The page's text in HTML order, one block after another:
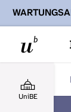
Ihnen
UniBE